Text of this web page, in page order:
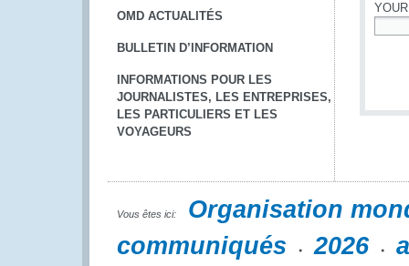
OMD ACTUALITÉS
BULLETIN D’INFORMATION
INFORMATIONS POUR LES
JOURNALISTES, LES ENTREPRISES,
LES PARTICULIERS ET LES
VOYAGEURS
Vous êtes ici:
Organisation
communiqués
2026